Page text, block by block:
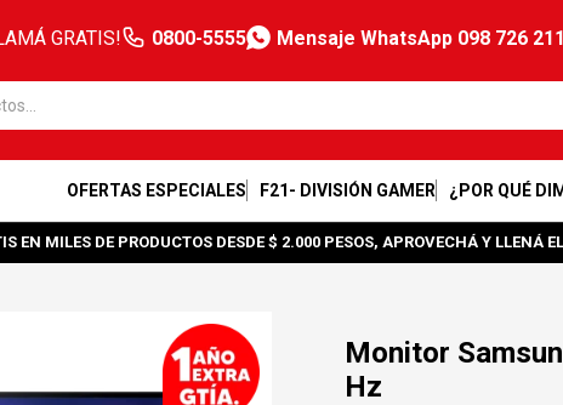
GRATIS! 0800-5555 Mensaje WhatsApp 098 726 211
OFERTAS ESPECIALES F21- DIVISIÓN GAMER ¿POR QUÉ
EN MILES DE PRODUCTOS DESDE $ 2.000 PESOS, APROVECHÁ Y LLENÁ
Monitor
Hz